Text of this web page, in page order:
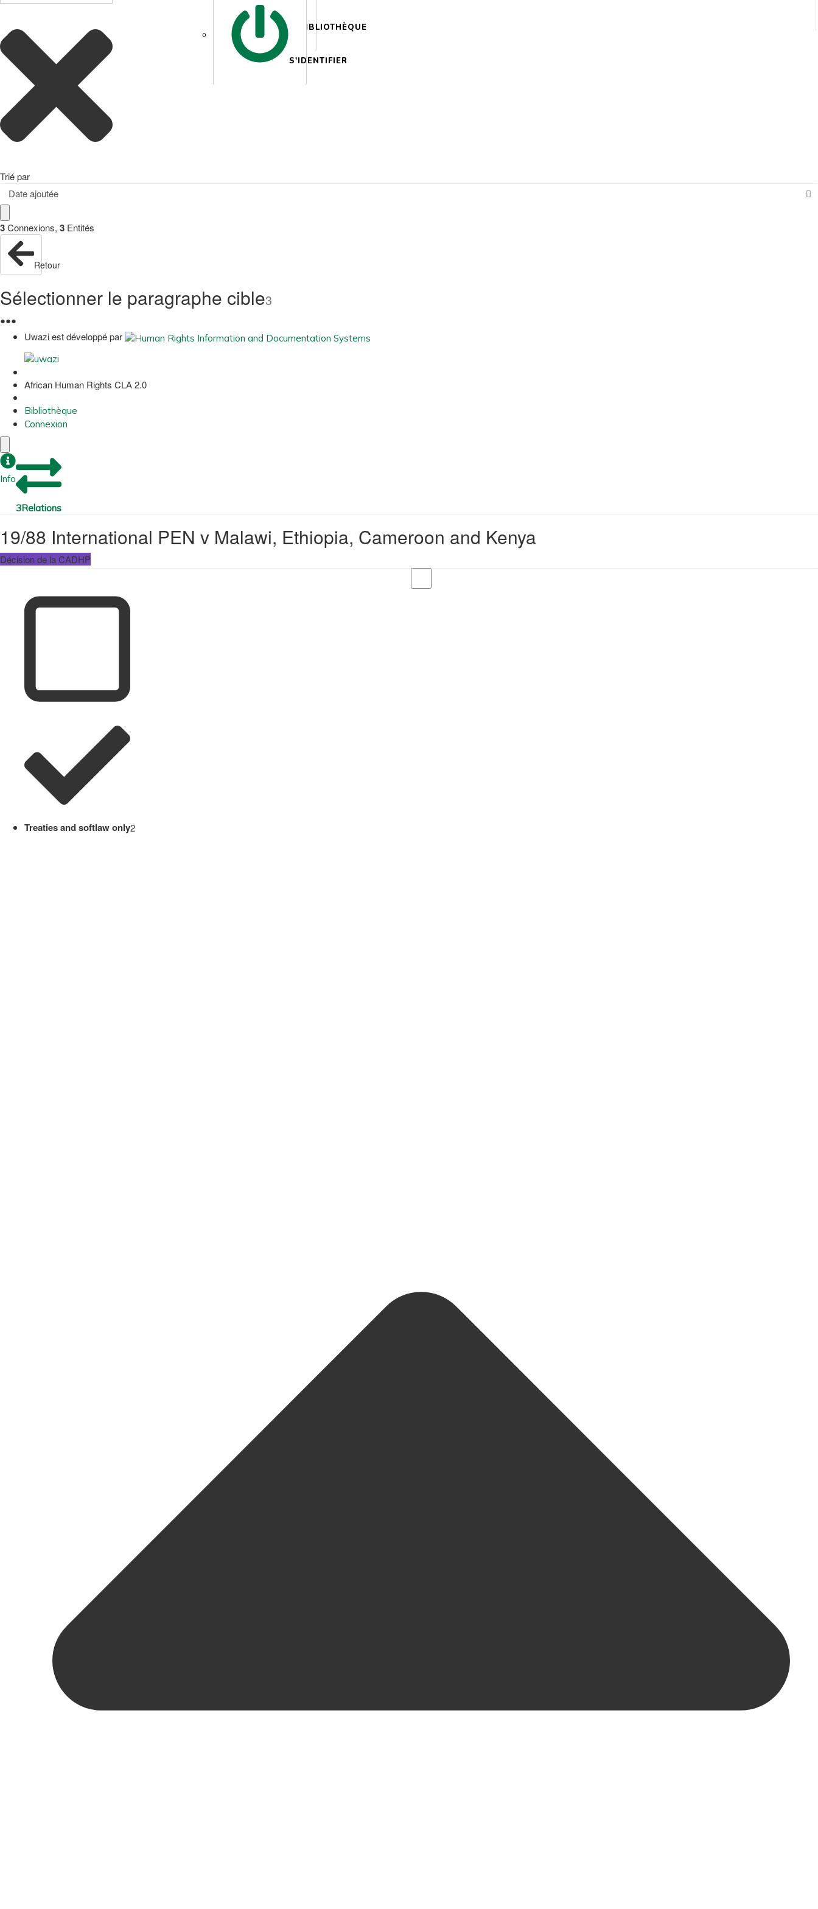
BIBLIOTHÈQUE
S'IDENTIFIER
Trié par
Date ajoutée
3Connexions, 3 Entités
Retour
Sélectionner le paragraphe cible3
●●●
Uwazi est développé par
African Human Rights CLA 2.0
Bibliothèque
Connexion
Info
3Relations
19/88 International PEN v Malawi, Ethiopia, Cameroon and Kenya
Décision de la CADHP
Treaties and softlaw only2